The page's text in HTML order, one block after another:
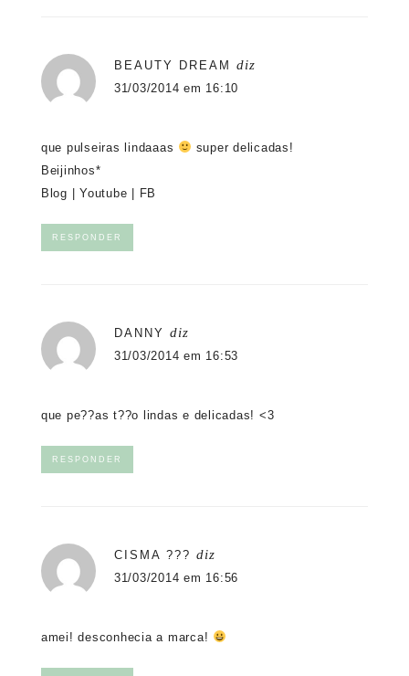
BEAUTY DREAM diz
31/03/2014 em 16:10
que pulseiras lindaaas
super delicadas!
Beijinhos*
Blog
|Youtube FB
RESPONDER
DANNY diz
31/03/2014 em 16:53
que pe??as t??o lindas e delicadas! <3
RESPONDER
CISMA ??? diz
31/03/2014 em 16:56
amei! desconhecia a marca!